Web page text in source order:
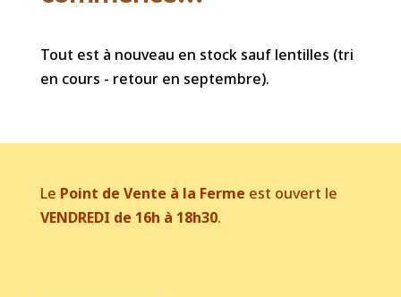
Tout est à nouveau en stock sauf lentilles (tri
en cours - retour en septembre).
Le Point de Vente à la Ferme est ouvert le
VENDREDI de 16h à 18h30.